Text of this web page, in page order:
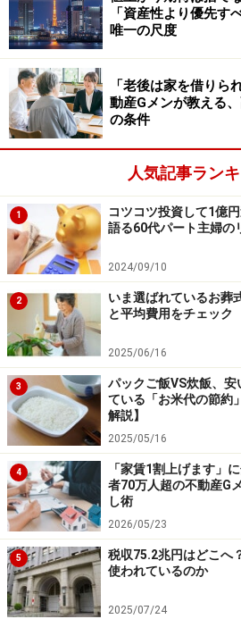
なったわけですね。では1億円を
を辞めようかなと思ったことはあ
シャン姫さん： 現在、パートを2
が、定年まで働くつもりでいま
70歳を過ぎても働いている方がた
しそうです。やはり、イキイキと
思いますね。
あとはちょっとしたことですが、
いのない話をすることも、心の
す。主婦ならではの献立の話や子
ので、とても楽しいのです。
※本記事は、公式YouTubeチャ
ー」で連載している『億り人たち
億の裏側～』の内容を一部編集し
こちらの動画も併せてご覧くださ
▼関連動画はこちら！
「資産性より優先す
唯一の尺度
「老後は家を借りら
動産Gメンが教える
の条件
人気記事ラン
1
コツコツ投資して1億
語る60代パート主婦の
2024/09/10
2
いま選ばれているお葬
と平均費用をチェック
2025/06/16
3
パックご飯VS炊飯、
ている「お米代の節約
解説】
2025/05/16
4
「家賃1割上げます」
者70万人超の不動産G
し術
2026/05/23
5
税収75.2兆円はどこへ
使われているのか
2025/07/24